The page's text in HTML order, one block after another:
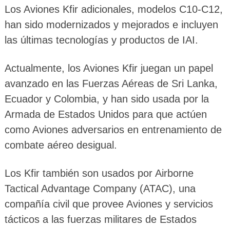
Los Aviones Kfir adicionales, modelos C10-C12,
han sido modernizados y mejorados e incluyen
las últimas tecnologías y productos de IAI.
Actualmente, los Aviones Kfir juegan un papel
avanzado en las Fuerzas Aéreas de Sri Lanka,
Ecuador y Colombia, y han sido usada por la
Armada de Estados Unidos para que actúen
como Aviones adversarios en entrenamiento de
combate aéreo desigual.
Los Kfir también son usados por Airborne
Tactical Advantage Company (ATAC), una
compañía civil que provee Aviones y servicios
tácticos a las fuerzas militares de Estados